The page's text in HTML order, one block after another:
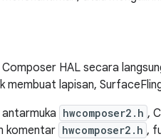
HAL secara
membuat lapisan,
hwcomposer2.h ,
komentar hwcomposer2.h ,